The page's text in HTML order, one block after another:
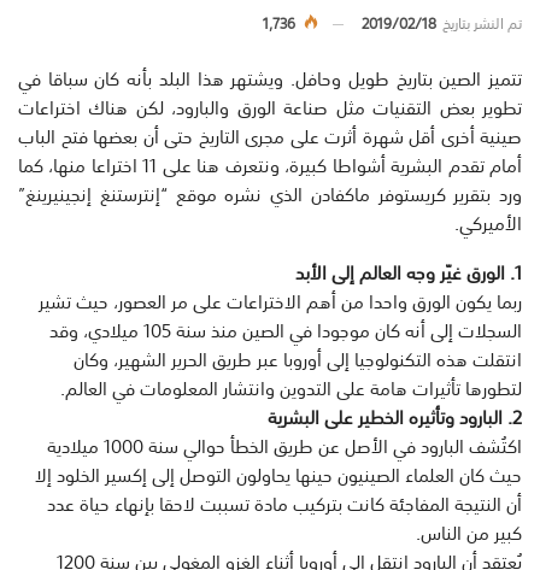
تم النشر بتاريخ2019/02/18
1,736
تتميز الصين بتاريخ طويل وحافل. ويشتهر هذا البلد بأنه كان سباقا في
تطوير بعض التقنيات مثل صناعة الورق والبارود، لكن هناك اختراعات
صينية أخرى أقل شهرة أثرت على مجرى التاريخ حتى أن بعضها فتح الباب
أمام تقدم البشرية أشواطا كبيرة، ونتعرف هنا على 11 اختراعا منها، كما
ورد بتقرير كريستوفر ماكفادن الذي نشره موقع “إنترستنغ إنجينيرينغ”
الأميركي.
1. الورق غيّر وجه العالم إلى الأبد
ربما يكون الورق واحدا من أهم الاختراعات على مر العصور، حيث تشير
السجلات إلى أنه كان موجودا في الصين منذ سنة 105 ميلادي، وقد
انتقلت هذه التكنولوجيا إلى أوروبا عبر طريق الحرير الشهير، وكان
لتطورها تأثيرات هامة على التدوين وانتشار المعلومات في العالم.
2. البارود وتأثيره الخطير على البشرية
اكتُشف البارود في الأصل عن طريق الخطأ حوالي سنة 1000 ميلادية
حيث كان العلماء الصينيون حينها يحاولون التوصل إلى إكسير الخلود إلا
أن النتيجة المفاجئة كانت بتركيب مادة تسببت لاحقا بإنهاء حياة عدد
كبير من الناس.
يُعتقد أن البارود انتقل إلى أوروبا أثناء الغزو المغولي بين سنة 1200